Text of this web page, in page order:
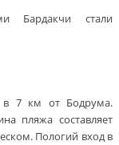
Бардакчи стали
в 7 км от Бодрума.
пляжа составляет
Пологий вход в